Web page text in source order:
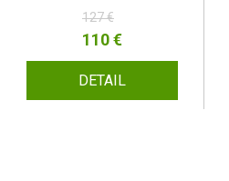
127 €
110 €
DETAIL